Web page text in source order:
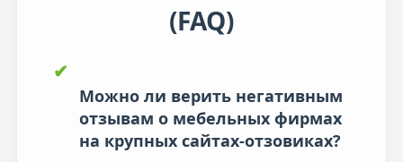
(FAQ)
✔
Можно ли верить негативным
отзывам о мебельных фирмах
на крупных сайтах-отзовиках?